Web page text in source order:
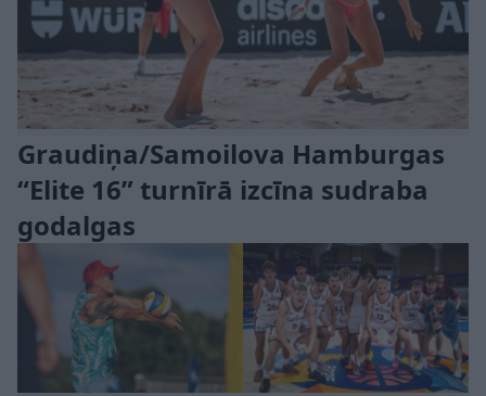
Graudiņa/Samoilova Hamburgas
“Elite 16” turnīrā izcīna sudraba
godalgas